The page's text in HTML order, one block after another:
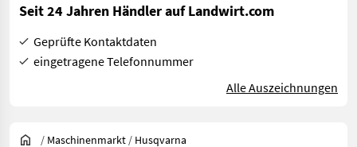
Seit 24 Jahren Händler auf Landwirt.com
Geprüfte Kontaktdaten
eingetragene Telefonnummer
Alle Auszeichnungen
/ Maschinenmarkt / Husqvarna